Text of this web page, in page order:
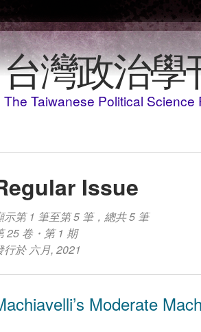
移至主內容
台灣政治學
The Taiwanese Political Science
Issue
示第 1 筆至第 5 筆，總共 5 筆
25 卷・第 1 期
行於 六月, 2021
Moderate